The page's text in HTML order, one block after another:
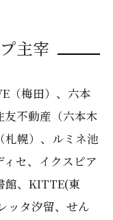
主宰
（梅田）、六本
不動産（六本木
札幌）、ルミネ池
セ、イクスピア
館、KITTE(東
ッタ汐留、せん